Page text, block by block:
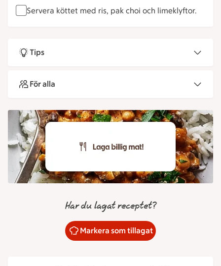
Servera köttet med ris, pak choi och limeklyftor.
Tips
För alla
Har du lagat receptet?
Markera som tillagat